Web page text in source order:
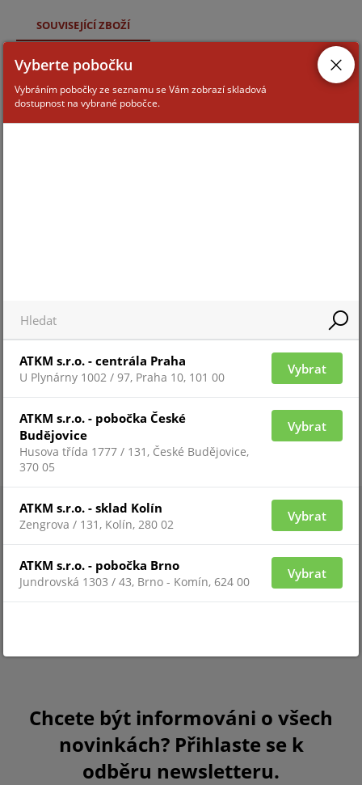
SOUVISEJÍCÍ ZBOŽÍ
ZAŘAZENÍ ZBOŽÍ
systémy HIKVISION AX PRO
Chcete být informováni o všech
novinkách? Přihlaste se k
odběru newsletteru.
Vyberte pobočku
Vybráním pobočky ze seznamu se Vám zobrazí skladová
dostupnost na vybrané pobočce.
ATKM s.r.o. - centrála Praha
U Plynárny 1002 / 97, Praha 10, 101 00
Vybrat
ATKM s.r.o. - pobočka České
Budějovice
Husova třída 1777 / 131, České Budějovice,
370 05
Vybrat
ATKM s.r.o. - sklad Kolín
Zengrova / 131, Kolín, 280 02
Vybrat
ATKM s.r.o. - pobočka Brno
Jundrovská 1303 / 43, Brno - Komín, 624 00
Vybrat